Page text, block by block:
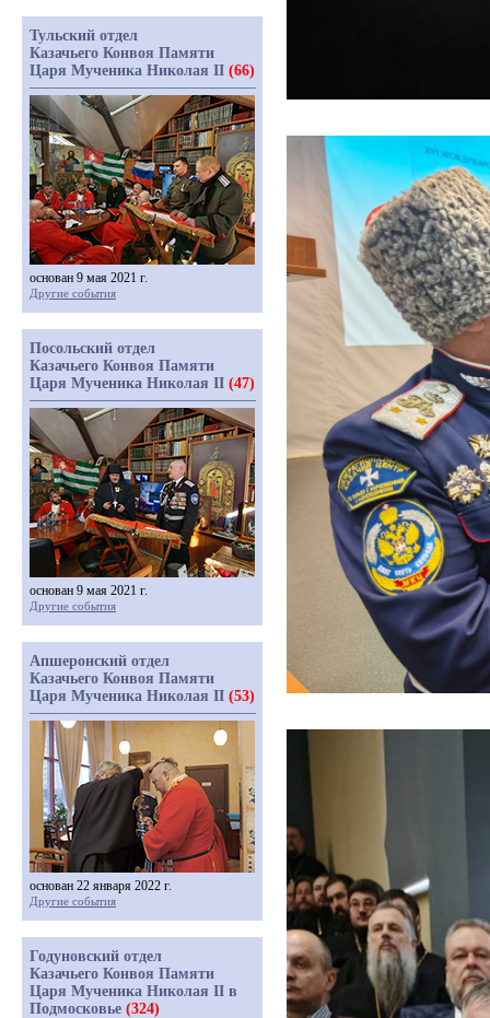
Тульский отдел
Казачьего Конвоя Памяти
Царя Мученика Николая II (66)
основан 9 мая 2021 г.
Другие события
Посольский отдел
Казачьего Конвоя Памяти
Царя Мученика Николая II (47)
основан 9 мая 2021 г.
Другие события
Апшеронский отдел
Казачьего Конвоя Памяти
Царя Мученика Николая II (53)
основан 22 января 2022 г.
Другие события
Годуновский отдел
Казачьего Конвоя Памяти
Царя Мученика Николая II в
Подмосковье (324)